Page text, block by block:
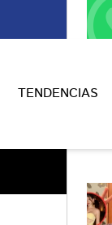
TENDENCIAS